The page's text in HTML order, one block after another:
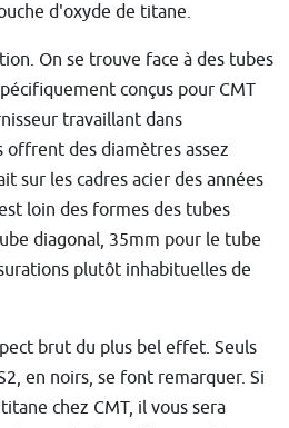
d'oxyde de titane.
On se trouve face à des tubes
conçus pour CMT
travaillant dans
offrent des diamètres assez
sur les cadres acier des années
loin des formes des tubes
diagonal, 35mm pour le tube
plutôt inhabituelles de
brut du plus bel effet. Seuls
en noirs, se font remarquer. Si
chez CMT, il vous sera